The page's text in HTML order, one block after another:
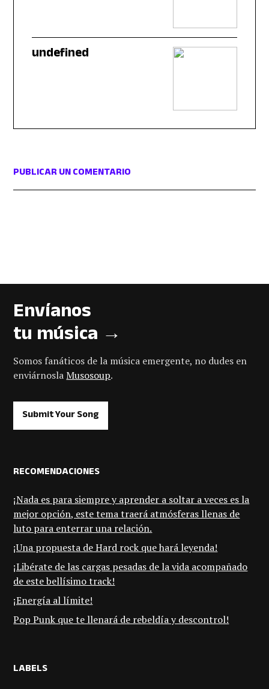
undefined
PUBLICAR UN COMENTARIO
Envíanos
tu música →
Somos fanáticos de la música emergente, no dudes en
enviárnoslaMusosoup.
Submit Your Song
RECOMENDACIONES
¡Nada es para siempre y aprender a soltar a veces es la
mejor opción, este tema traerá atmósferas llenas de
luto para enterrar una relación.
¡Una propuesta de Hard rock que hará leyenda!
¡Libérate de las cargas pesadas de la vida acompañado
de este bellísimo track!
¡Energía al límite!
Pop Punk que te llenará de rebeldía y descontrol!
LABELS